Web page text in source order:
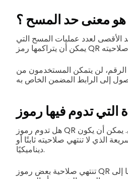
هو معنى حد المسح ؟
الأقصى لعدد عمليات المسح التي
لن يتمكن المستخدمون من
هل تدوم رموز QR إلى الأبد؟ إنهم يفعلون. يمكن أن يكون
الذي لا تنتهي صلاحيته ثابتًا أو
ديناميكيًا.
تنتهي صلاحية بعض رموز QR الديناميكية بمجرد وصولها إلى